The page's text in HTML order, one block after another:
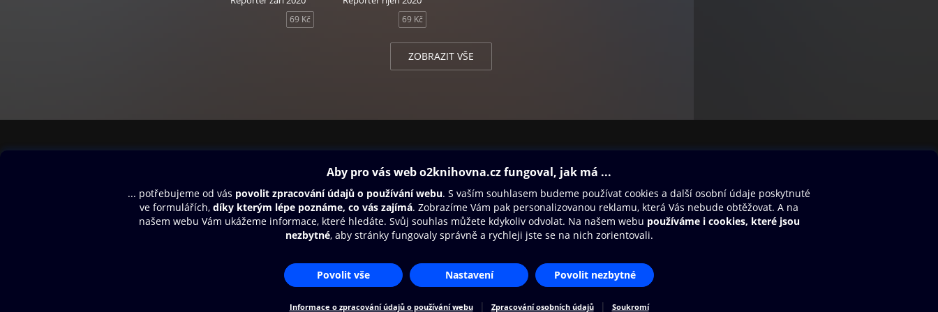
26. Kultura – Na výlet!
27. Styl – Tatínkovo bistro aneb Francouz vaří na Vysočině
Reportér srpen 2020 – Audiotéka ve spolupráci s magazínem Reportér představuje
měsíčník Reportér v audio verzi. Čte David Viktora.
69 Kč 69 Kč
ZOBRAZIT VŠE
Aplikace a hry
SMS/MMS Info
Blog
Dárkový poukaz
Nápověda
Napište nám
Oneplay Originály
Sport
Nákupní řád Přístupnost Zásady zpracování osobních údajů Cookies Nastavení cookies